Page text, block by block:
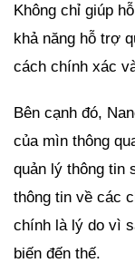
Không chỉ giúp
khả năng hỗ trợ
cách chính xác
Bên cạnh đó,
của mìn thông
quản lý thông tin
thông tin về các
chính là lý do vì
biến đến thế.